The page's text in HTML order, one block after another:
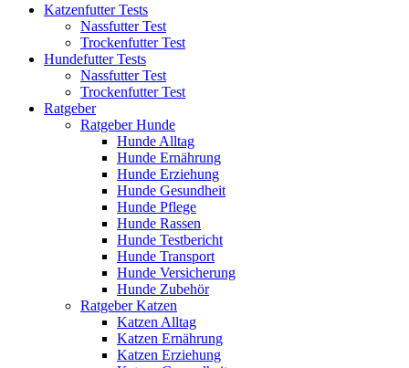
Katzenfutter Tests
Nassfutter Test
Trockenfutter Test
Hundefutter Tests
Nassfutter Test
Trockenfutter Test
Ratgeber
Ratgeber Hunde
Hunde Alltag
Hunde Ernährung
Hunde Erziehung
Hunde Gesundheit
Hunde Pflege
Hunde Rassen
Hunde Testbericht
Hunde Transport
Hunde Versicherung
Hunde Zubehör
Ratgeber Katzen
Katzen Alltag
Katzen Ernährung
Katzen Erziehung